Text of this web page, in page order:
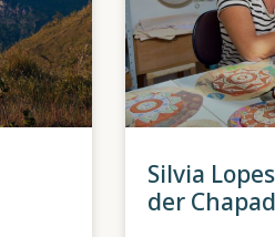
Silvia
der